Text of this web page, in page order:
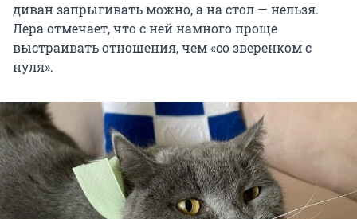
диван запрыгивать можно, а на стол — нельзя.
Лера отмечает, что с ней намного проще
выстраивать отношения, чем «со зверенком с
нуля».